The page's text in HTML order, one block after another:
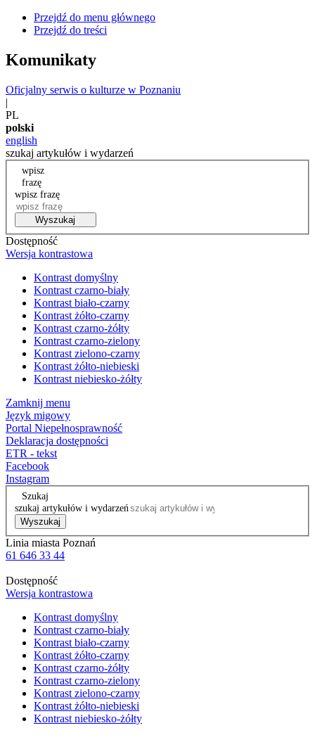
Przejdź do menu głównego
Przejdź do treści
Komunikaty
Oficjalny serwis o kulturze w Poznaniu
|
PL
polski
english
szukaj artykułów i wydarzeń
wpisz
frazę
wpisz frazę
Wyszukaj
Dostępność
Wersja kontrastowa
Kontrast domyślny
Kontrast czarno-biały
Kontrast biało-czarny
Kontrast żółto-czarny
Kontrast czarno-żółty
Kontrast czarno-zielony
Kontrast zielono-czarny
Kontrast żółto-niebieski
Kontrast niebiesko-żółty
Zamknij menu
Język migowy
Portal Niepełnosprawność
Deklaracja dostępności
ETR - tekst
Facebook
Instagram
Szukaj
szukaj artykułów i wydarzeń
Wyszukaj
Linia miasta Poznań
61 646 33 44
Dostępność
Wersja kontrastowa
Kontrast domyślny
Kontrast czarno-biały
Kontrast biało-czarny
Kontrast żółto-czarny
Kontrast czarno-żółty
Kontrast czarno-zielony
Kontrast zielono-czarny
Kontrast żółto-niebieski
Kontrast niebiesko-żółty